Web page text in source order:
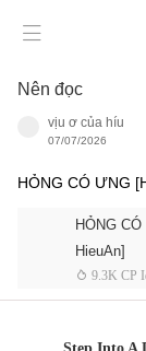

Nên đọc
vịu ơ của híu
07/07/2026
HỎNG CÓ ƯNG
HỎNG
HieuAn]
 9.3K CP